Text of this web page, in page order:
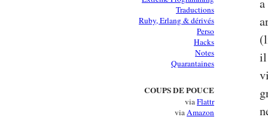
Traductions
Ruby, Erlang & dérivés
Perso
Hacks
Notes
Quarantaines
COUPS DE POUCE
viaFlattr
viaAmazon
il